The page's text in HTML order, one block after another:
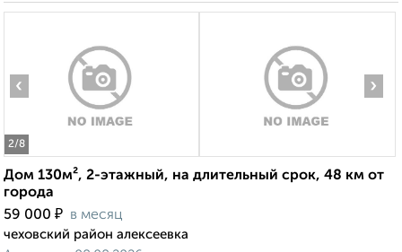
2/8
‹ ›
Дом 130м², 2-этажный, на длительный срок, 48 км от
города
59 000 ₽ в месяц
чеховский район алексеевка